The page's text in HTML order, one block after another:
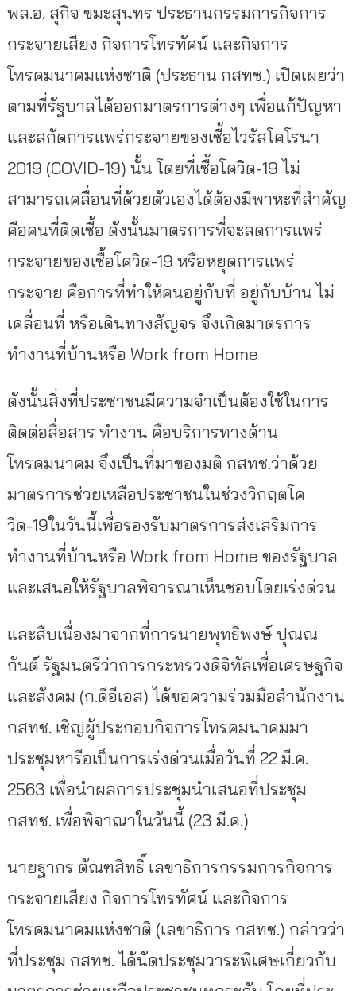
พล.อ. สุกิจ ขมะสุนทร ประธานกรรมการกิจการ
กระจายเสียง กิจการโทรทัศน์ และกิจการ
โทรคมนาคมแห่งชาติ (ประธาน กสทช.) เปิดเผยว่า
ตามที่รัฐบาลได้ออกมาตรการต่างๆ เพื่อแก้ปัญหา
และสกัดการแพร่กระจายของเชื้อไวรัสโคโรนา
2019 (COVID-19) นั้น โดยที่เชื้อโควิด-19 ไม่
สามารถเคลื่อนที่ด้วยตัวเองได้ต้องมีพาหะที่สำคัญ
คือคนที่ติดเชื้อ ดังนั้นมาตรการที่จะลดการแพร่
กระจายของเชื้อโควิด-19 หรือหยุดการแพร่
กระจาย คือการที่ทำให้คนอยู่กับที่ อยู่กับบ้าน ไม่
เคลื่อนที่ หรือเดินทางสัญจร จึงเกิดมาตรการ
ทำงานที่บ้านหรือ Work from Home
ดังนั้นสิ่งที่ประชาชนมีความจำเป็นต้องใช้ในการ
ติดต่อสื่อสาร ทำงาน คือบริการทางด้าน
โทรคมนาคม จึงเป็นที่มาของมติ กสทช.ว่าด้วย
มาตรการช่วยเหลือประชาชนในช่วงวิกฤตโค
วิด-19ในวันนี้เพื่อรองรับมาตรการส่งเสริมการ
ทำงานที่บ้านหรือ Work from Home ของรัฐบาล
และเสนอให้รัฐบาลพิจารณาเห็นชอบโดยเร่งด่วน
และสืบเนื่องมาจากที่การนายพุทธิพงษ์ ปุณณ
กันต์ รัฐมนตรีว่าการกระทรวงดิจิทัลเพื่อเศรษฐกิจ
และสังคม (ก.ดีอีเอส) ได้ขอความร่วมมือสำนักงาน
กสทช. เชิญผู้ประกอบกิจการโทรคมนาคมมา
ประชุมหารือเป็นการเร่งด่วนเมื่อวันที่ 22 มี.ค.
2563 เพื่อนำผลการประชุมนำเสนอที่ประชุม
กสทช. เพื่อพิจาณาในวันนี้ (23 มี.ค.)
นายฐากร ตัณฑสิทธิ์ เลขาธิการกรรมการกิจการ
กระจายเสียง กิจการโทรทัศน์ และกิจการ
โทรคมนาคมแห่งชาติ (เลขาธิการ กสทช.) กล่าวว่า
ที่ประชุม กสทช. ได้นัดประชุมวาระพิเศษเกี่ยวกับ